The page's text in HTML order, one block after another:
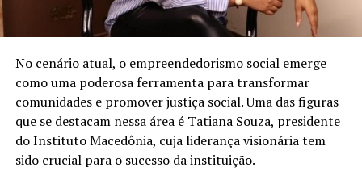
Entre os principais resultados da concessionária está a
redução de 16% na captação de água de poço na loja de
São José dos Pinhais (PR) após a implantação de um
sistema de reuso na oficina. A iniciativa utiliza uma
estação própria de tratamento de efluentes para tratar
a água utilizada nos processos operacionais e reutilizá-la
na lavagem de veículos, reduzindo o consumo de
recursos naturais.
No cenário atual, o empreendedorismo social emerge
como uma poderosa ferramenta para transformar
comunidades e promover justiça social. Uma das figuras
que se destacam nessa área é Tatiana Souza, presidente
do Instituto Macedônia, cuja liderança visionária tem
sido crucial para o sucesso da instituição.